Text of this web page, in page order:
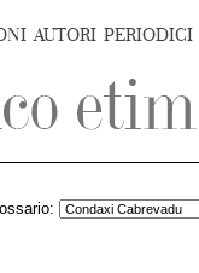
AUTORI PERIODICI